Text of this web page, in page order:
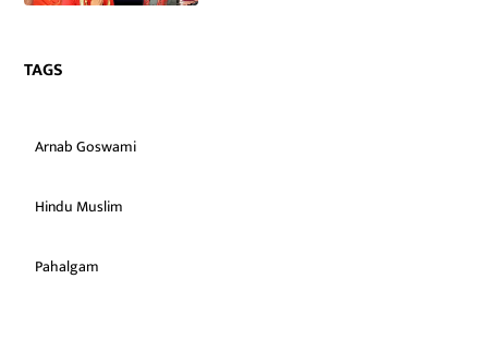
TAGS
Arnab Goswami
Hindu Muslim
Pahalgam